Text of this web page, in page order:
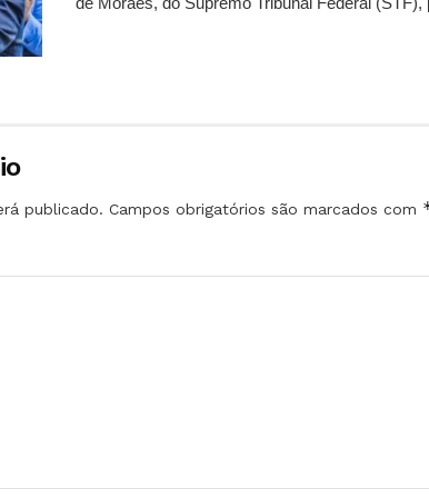
publicado. Campos obrigatórios são marcados com